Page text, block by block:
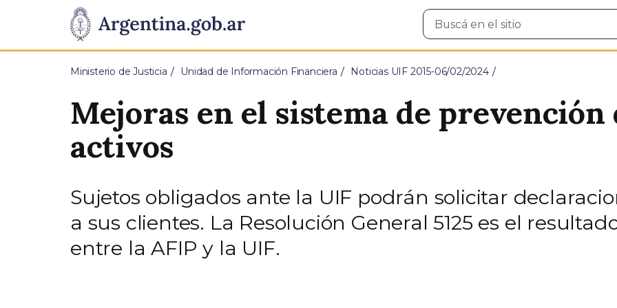
Presidencia
de
Pasar al contenido principal
Buscar
en
Ministerio de Justicia Unidad de Información Financiera Noticias UIF 2015-06/02/2024
Mejoras en el sistema de prevención
activos
Sujetos obligados ante la UIF podrán solicitar
a sus clientes. La Resolución General 5125 es el
entre la AFIP y la UIF.